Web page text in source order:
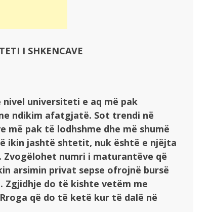
I SHKENCAVE
universiteti e aq më pak
ndikim afatgjatë. Sot trendi në
pak të lodhshme dhe më shumë
ikin jashtë shtetit, nuk është e njëjta
Zvogëlohet numri i maturantëve që
arsimin privat sepse ofrojnë bursë
do të kishte vetëm me
që do të ketë kur të dalë në